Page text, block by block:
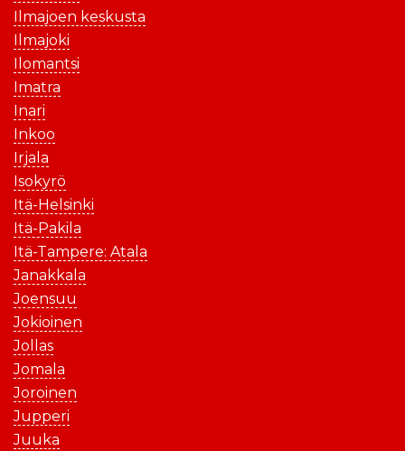
Ilmajoen keskusta
Ilmajoki
Ilomantsi
Imatra
Inari
Inkoo
Irjala
Isokyrö
Itä-Helsinki
Itä-Pakila
Itä-Tampere: Atala
Janakkala
Joensuu
Jokioinen
Jollas
Jomala
Joroinen
Jupperi
Juuka